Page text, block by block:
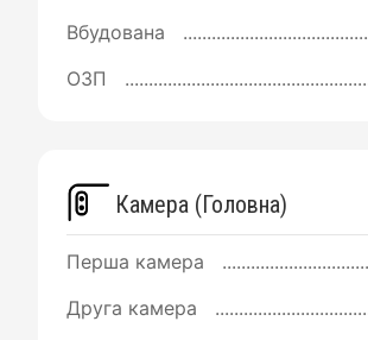
Вбудована
ОЗП
Камера (Головна)
Перша камера
Друга камера